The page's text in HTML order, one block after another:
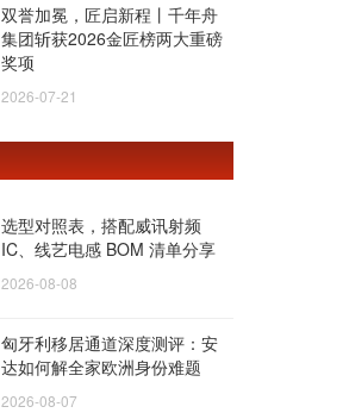
双誉加冕，匠启新程丨千年舟
集团斩获2026金匠榜两大重磅
奖项
2026-07-21
选型对照表，搭配威讯射频
IC、线艺电感 BOM 清单分享
2026-08-08
匈牙利移居通道深度测评：安
达如何解全家欧洲身份难题
2026-08-07